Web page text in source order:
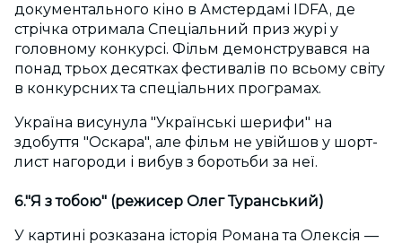
документального кіно в Амстердамі IDFA, де
стрічка отримала Спеціальний приз журі у
головному конкурсі. Фільм демонструвався на
понад трьох десятках фестивалів по всьому світу
в конкурсних та спеціальних програмах.
Україна висунула "Українські шерифи" на
здобуття "Оскара", але фільм не увійшов у шорт-
лист нагороди і вибув з боротьби за неї.
6."Я з тобою" (режисер Олег Туранський)
У картині розказана історія Романа та Олексія —